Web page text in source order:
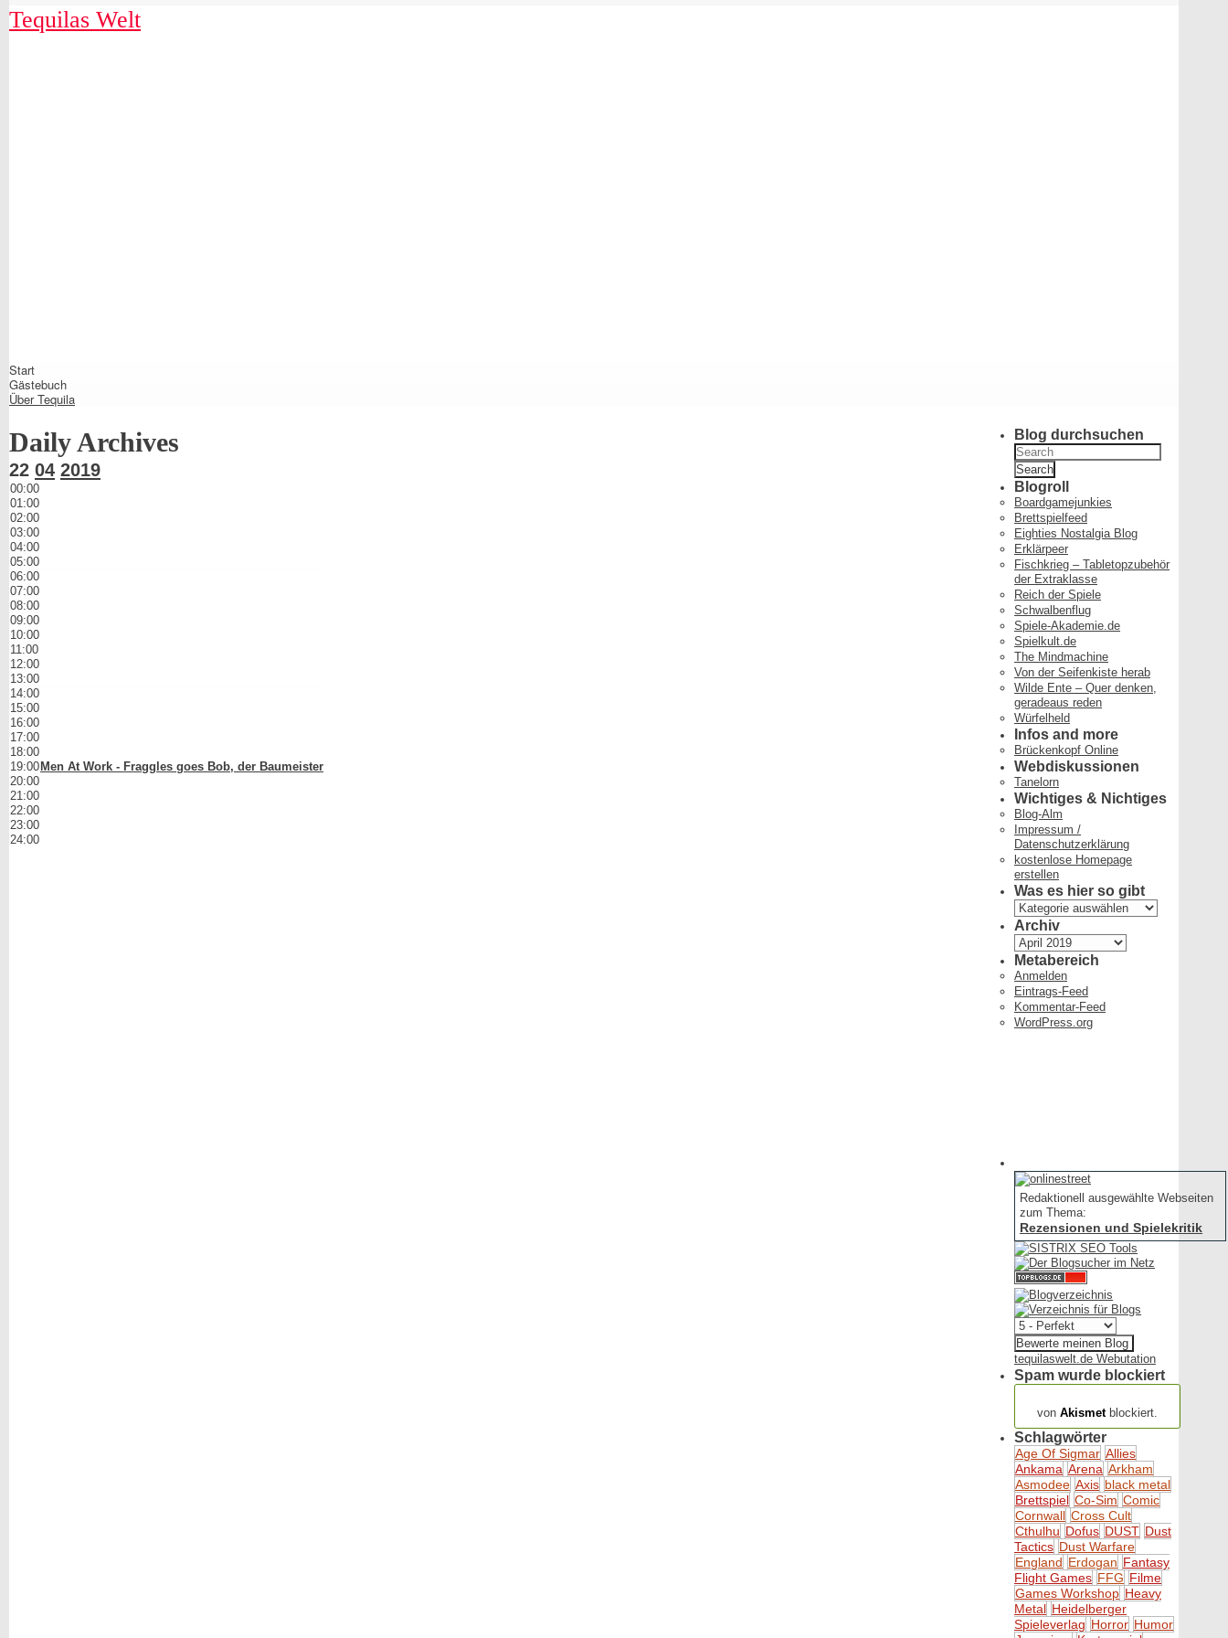
Tequilas Welt
Shrunk
Expand
Primary
Navigation
Start
Gästebuch
Über Tequila
Daily Archives
22 04 2019
00:00
01:00
02:00
03:00
04:00
05:00
06:00
07:00
08:00
09:00
10:00
11:00
12:00
13:00
14:00
15:00
16:00
17:00
18:00
19:00 Men At Work - Fraggles goes Bob, der Baumeister
20:00
21:00
22:00
23:00
24:00
Blog durchsuchen
Search
for:
Blogroll
Boardgamejunkies
Brettspielfeed
Eighties Nostalgia Blog
Erklärpeer
Fischkrieg – Tabletopzubehör
der Extraklasse
Reich der Spiele
Schwalbenflug
Spiele-Akademie.de
Spielkult.de
The Mindmachine
Von der Seifenkiste herab
Wilde Ente – Quer denken,
geradeaus reden
Würfelheld
Infos and more
Brückenkopf Online
Webdiskussionen
Tanelorn
Wichtiges & Nichtiges
Blog-Alm
Impressum /
Datenschutzerklärung
kostenlose Homepage
erstellen
Was es hier so gibt
Was
es
hier
so
gibt
Archiv
Archiv
Metabereich
Anmelden
Eintrags-Feed
Kommentar-Feed
WordPress.org
Redaktionell ausgewählte Webseiten
zum Thema:
Rezensionen und Spielekritik
tequilaswelt.de Webutation
Spam wurde blockiert
von Akismetblockiert.
Schlagwörter
Age Of Sigmar Allies
Ankama Arena Arkham
Asmodee Axis black metal
Brettspiel Co-Sim Comic
Cornwall Cross Cult
Cthulhu Dofus DUST Dust
Tactics Dust Warfare
England Erdogan Fantasy
Flight Games FFG Filme
Games Workshop Heavy
Metal Heidelberger
Spieleverlag Horror Humor